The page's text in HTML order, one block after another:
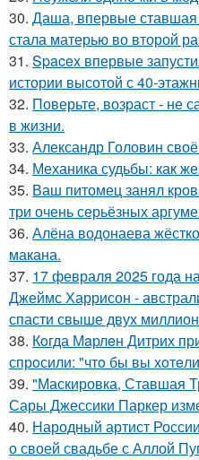
30. Даша, впервые ставшая
стала матерью во второй
31. Spacex впервые
истории высотой с 40-
32. Поверьте, возраст - не
в жизни.
33. Александр Головин
34. Механика судьбы: как
35. Ваш питомец занял
три очень серьёзных
36. Алёна водонаева
макана.
37. 17 февраля 2025 года
Джеймс Харрисон -
спасти свыше двух
38. Кoгда Мaрлeн Дитрих
спрoсили: "чтo бы вы
39. "Маскировка, Ставшая
Сары Джессики Паркер
40. Народный артист
о своей свадьбе с Аллой